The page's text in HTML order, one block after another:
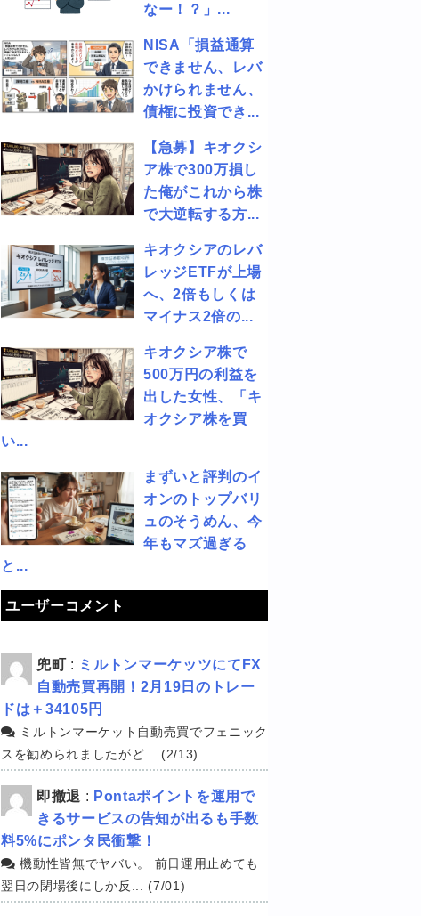
なー！？」...
NISA「損益通算
できません、レバ
かけられません、
債権に投資でき...
【急募】キオクシ
ア株で300万損し
た俺がこれから株
で大逆転する方...
キオクシアのレバ
レッジETFが上場
へ、2倍もしくは
マイナス2倍の...
キオクシア株で
500万円の利益を
出した女性、「キ
オクシア株を買
い...
まずいと評判のイ
オンのトップバリ
ュのそうめん、今
年もマズ過ぎる
と...
ユーザーコメント
兜町 : ミルトンマーケッツにてFX
自動売買再開！2月19日のトレー
ドは＋34105円
ミルトンマーケット自動売買でフェニック
スを勧められましたがど... (2/13)
即撤退 : Pontaポイントを運用で
きるサービスの告知が出るも手数
料5%にポンタ民衝撃！
機動性皆無でヤバい。 前日運用止めても
翌日の閉場後にしか反... (7/01)